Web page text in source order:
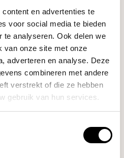
en advertenties te
voor social media te bieden
te analyseren. Ook delen we
van onze site met onze
adverteren en analyse. Deze
combineren met andere
verstrekt of die ze hebben
gebruik van hun services.
nl/shop/apparatuur/elek